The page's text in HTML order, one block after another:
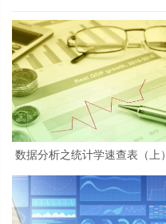
数据分析之统计学速查表（上）